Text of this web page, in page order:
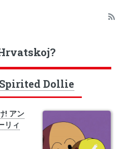
Dollie
! アン
リィ